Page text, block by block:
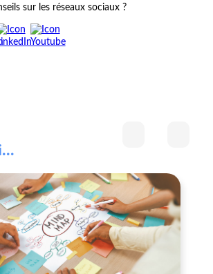
sur les réseaux sociaux ?